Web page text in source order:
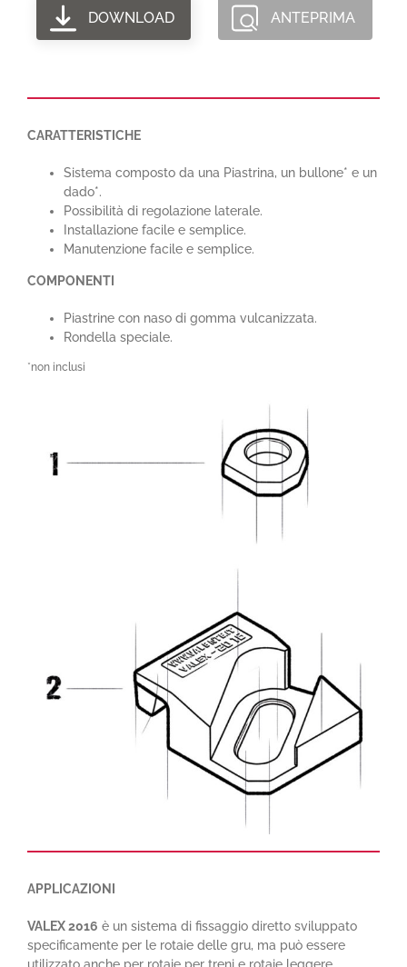
DOWNLOAD ANTEPRIMA
CARATTERISTICHE
Sistema composto da una Piastrina, un bullone* e un
dado*.
Possibilità di regolazione laterale.
Installazione facile e semplice.
Manutenzione facile e semplice.
COMPONENTI
Piastrine con naso di gomma vulcanizzata.
Rondella speciale.
*non inclusi
APPLICAZIONI
VALEX 2016 è un sistema di fissaggio diretto sviluppato
specificamente per le rotaie delle gru, ma può essere